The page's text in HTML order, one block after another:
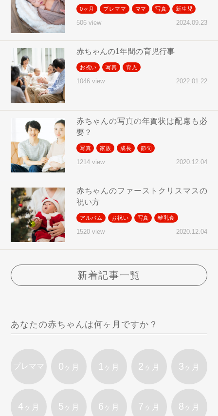
0ヶ月 プレママ ママ 写真 新生児
506 view 2024.09.23
赤ちゃんの1年間の育児行事
お祝い 写真 育児
1046 view 2022.01.22
赤ちゃんの写真の年賀状は配慮も必
要？
写真 家族 成長 節句
1214 view 2020.12.04
赤ちゃんのファーストクリスマスの
祝い方
アルバム お祝い 写真 離乳食
1520 view 2020.12.04
新着記事一覧
あなたの赤ちゃんは何ヶ月ですか？
プレママ 0 ヶ月 1 ヶ月 2 ヶ月 3 ヶ月
4 ヶ月 5 ヶ月 6 ヶ月 7 ヶ月 8 ヶ月